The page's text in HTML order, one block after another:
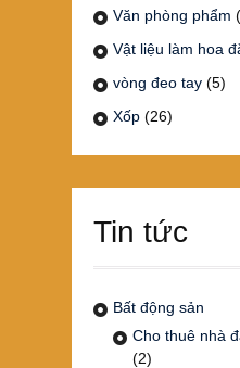
Văn phòng phẩm
Vật liệu làm hoa
vòng đeo tay (5)
Xốp (26)
Tin tức
Bất động sản
Cho thuê nhà
(2)